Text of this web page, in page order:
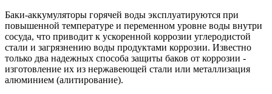
Баки-аккумуляторы горячей воды эксплуатируются при
повышенной температуре и переменном уровне воды внутри
сосуда, что приводит к ускоренной коррозии углеродистой
стали и загрязнению воды продуктами коррозии. Известно
только два надежных способа защиты баков от коррозии -
изготовление их из нержавеющей стали или металлизация
алюминием (алитирование).